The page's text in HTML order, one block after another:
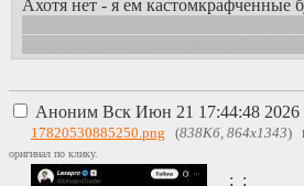
Ахотя нет - я ем кастомкрафченные
Аноним Вск Июн 21 17:44:48 2026
17820530885250.png (838Кб, 864x1343)
оригинал по клику.
;_;